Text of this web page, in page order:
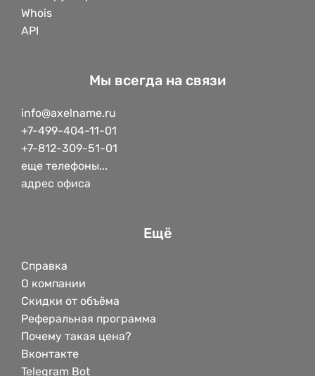
Whois
API
Мы всегда на связи
info@axelname.ru
+7-499-404-11-01
+7-812-309-51-01
еще телефоны...
адрес офиса
Ещё
Справка
О компании
Скидки от объёма
Реферальная программа
Почему такая цена?
Вконтакте
Telegram Bot